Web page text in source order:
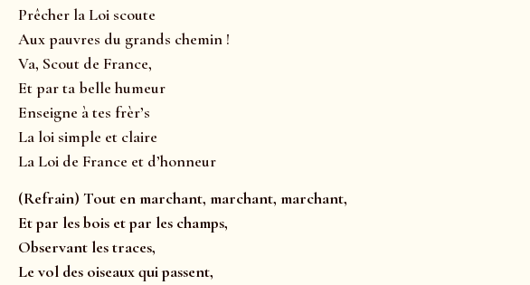
Prêcher la Loi scoute
Aux pauvres du grands chemin !
Va, Scout de France,
Et par ta belle humeur
Enseigne à tes frèr’s
La loi simple et claire
La Loi de France et d’honneur
(Refrain) Tout en marchant, marchant, marchant,
Et par les bois et par les champs,
Observant les traces,
Le vol des oiseaux qui passent,